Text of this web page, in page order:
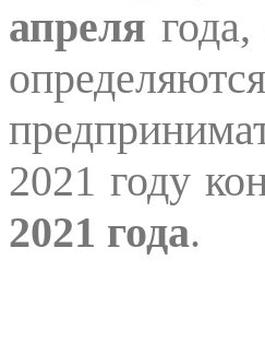
апреля
2021 году
2021 года.